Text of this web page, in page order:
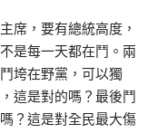
席，要有總統高度，
是每一天都在鬥。兩
垮在野黨，可以獨
這是對的嗎？最後鬥
？這是對全民最大傷